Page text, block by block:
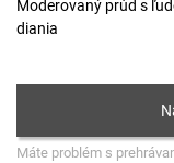
Moderovaný prúd s
diania
Máte problém s